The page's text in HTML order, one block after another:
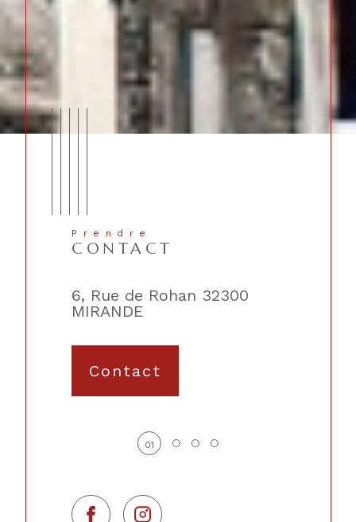
Prendre
CONTACT
6, Rue de Rohan 32300
MIRANDE
Contact
01